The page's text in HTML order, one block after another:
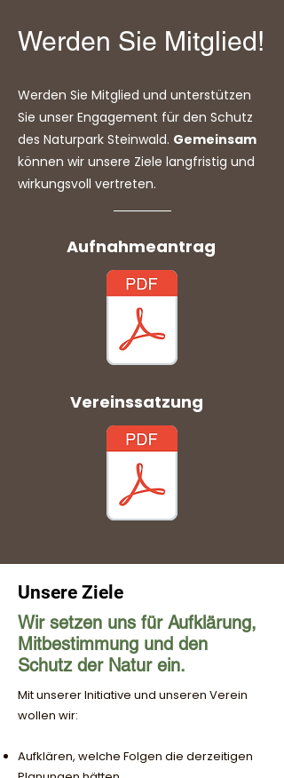
Werden Sie Mitglied!
Werden Sie Mitglied und unterstützen
Sie unser Engagement für den Schutz
des Naturpark Steinwald. Gemeinsam
können wir unsere Ziele langfristig und
wirkungsvoll vertreten.
Aufnahmeantrag
Vereinssatzung
Unsere Ziele
Wir setzen uns für Aufklärung,
Mitbestimmung und den
Schutz der Natur ein.
Mit unserer Initiative und unseren Verein
wollen wir:​
Aufklären, welche Folgen die derzeitigen